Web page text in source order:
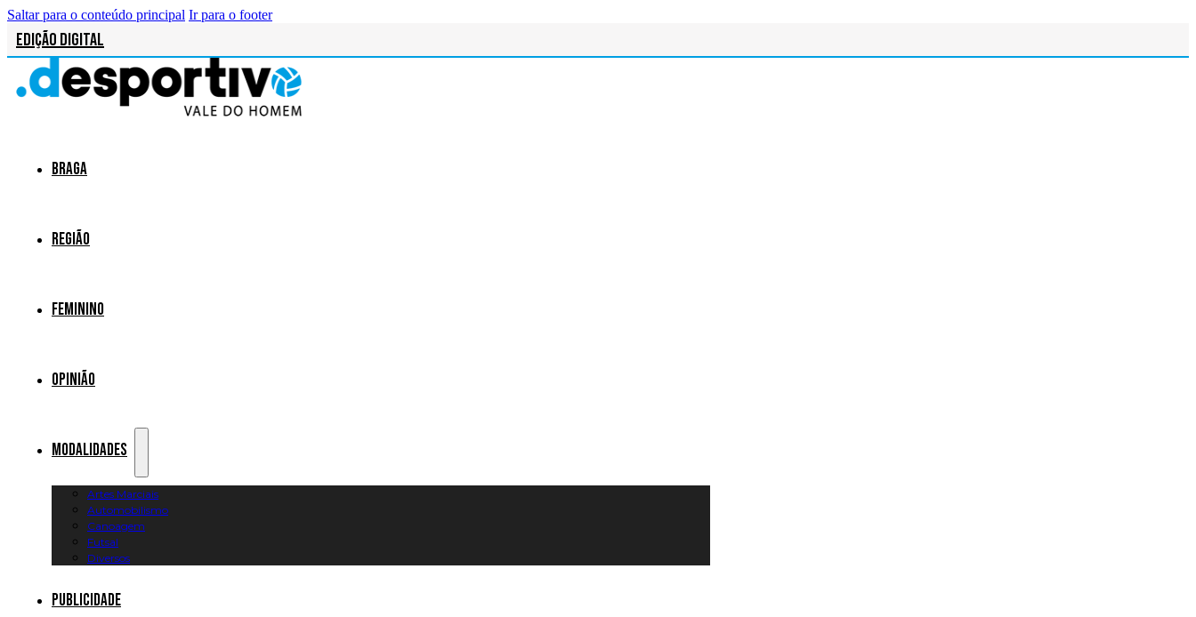
Saltar para o conteúdo principal Ir para o footer
Edição Digital
Braga
Região
Feminino
Opinião
Modalidades
Artes Marciais
Automobilismo
Canoagem
Futsal
Diversos
Publicidade